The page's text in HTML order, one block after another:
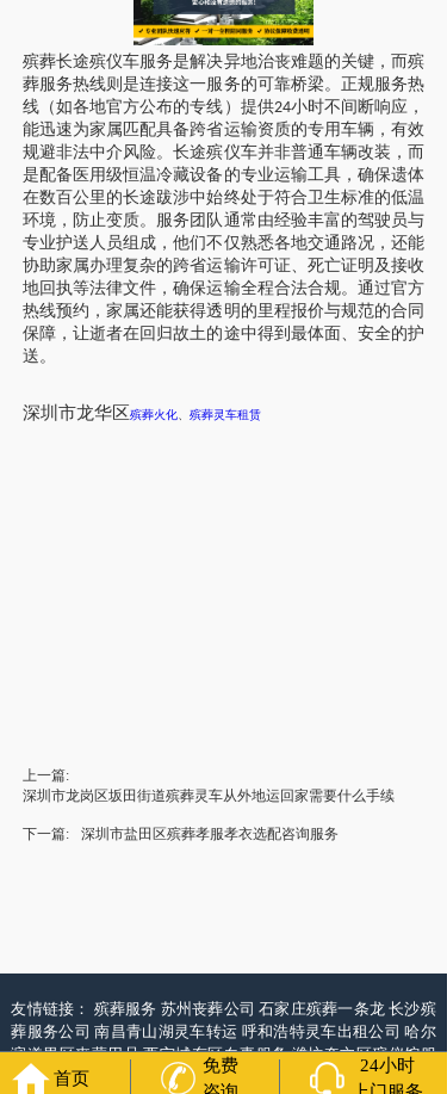
殡葬长途殡仪车服务是解决异地治丧难题的关键，而殡
葬服务热线则是连接这一服务的可靠桥梁。正规服务热
线（如各地官方公布的专线）提供24小时不间断响应，
能迅速为家属匹配具备跨省运输资质的专用车辆，有效
规避非法中介风险。长途殡仪车并非普通车辆改装，而
是配备医用级恒温冷藏设备的专业运输工具，确保遗体
在数百公里的长途跋涉中始终处于符合卫生标准的低温
环境，防止变质。服务团队通常由经验丰富的驾驶员与
专业护送人员组成，他们不仅熟悉各地交通路况，还能
协助家属办理复杂的跨省运输许可证、死亡证明及接收
地回执等法律文件，确保运输全程合法合规。通过官方
热线预约，家属还能获得透明的里程报价与规范的合同
保障，让逝者在回归故土的途中得到最体面、安全的护
送。
深圳市龙华区殡葬火化、 殡葬灵车租赁
上一篇:
深圳市龙岗区坂田街道殡葬灵车从外地运回家需要什么手续
下一篇: 深圳市盐田区殡葬孝服孝衣选配咨询服务
友情链接： 殡葬服务 苏州丧葬公司石家庄殡葬一条龙长沙殡
葬服务公司南昌青山湖灵车转运 呼和浩特灵车出租公司哈尔
滨道里区丧葬用品西宁城东区白事服务潍坊奎文区殡仪馆服
务
乳山寿衣店铺 杭州上城区灵堂布置 沈阳浑南区殡葬平台
首页
免费
24小时